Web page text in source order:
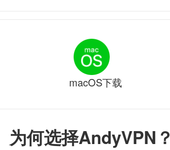
为何选择AndyVPN？
macOS下载